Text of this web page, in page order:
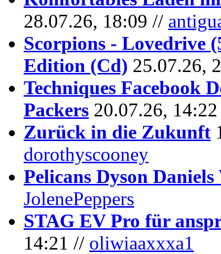
28.07.26, 18:09 //
Scorpions - Lovedrive
Edition (Cd) 25.07.26,
Techniques Facebook
Packers 20.07.26,
Zurück in die Zukunft
dorothyscooney
Pelicans Dyson
JolenePeppers
STAG EV Pro für
14:21 // oliwiaaxxxa1